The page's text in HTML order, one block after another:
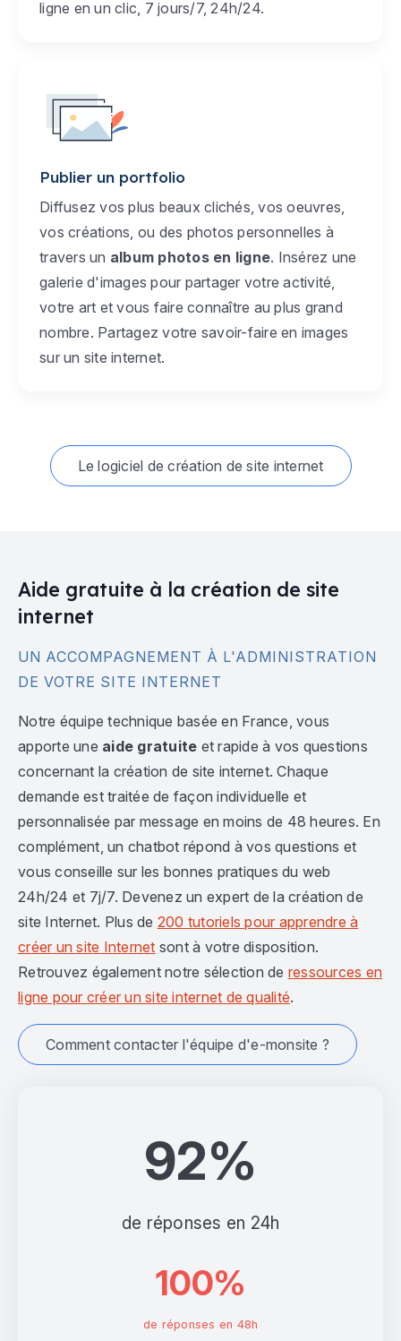
ligne en un clic, 7 jours/7, 24h/24.
Publier un portfolio
Diffusez vos plus beaux clichés, vos oeuvres,
vos créations, ou des photos personnelles à
travers un album photos en ligne. Insérez une
galerie d'images pour partager votre activité,
votre art et vous faire connaître au plus grand
nombre. Partagez votre savoir-faire en images
sur un site internet.
Le logiciel de création de site internet
92%
de réponses en 24h
100%
de réponses en 48h
Aide gratuite à la création de site
internet
UN ACCOMPAGNEMENT À L'ADMINISTRATION
DE VOTRE SITE INTERNET
Notre équipe technique basée en France, vous
apporte une aide gratuite et rapide à vos questions
concernant la création de site internet. Chaque
demande est traitée de façon individuelle et
personnalisée par message en moins de 48 heures. En
complément, un chatbot répond à vos questions et
vous conseille sur les bonnes pratiques du web
24h/24 et 7j/7. Devenez un expert de la création de
site Internet. Plus de 200 tutoriels pour apprendre à
créer un site Internet sont à votre disposition.
Retrouvez également notre sélection de ressources en
ligne pour créer un site internet de qualité.
Comment contacter l'équipe d'e-monsite ?